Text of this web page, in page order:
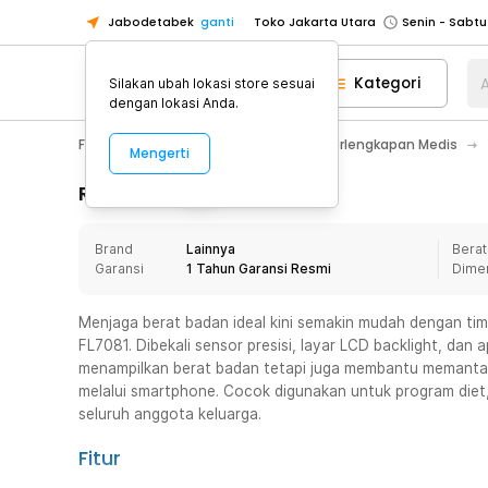
Jabodetabek ganti Toko Jakarta Utara
Toko Tangerang
Toko Cikupa
Pick n Go Jakarta Barat
Senin -
Pick n Go Bekasi
Senin - Jumat
Senin - Jumat
Senin -
Senin -
Toko Tangerang
Toko Cikupa
Pick n Go Jakarta Barat
Senin -
Pick n Go Bekasi
Senin - Jumat
Kategori
Fashion, Make Up & Beauty Care Perlengkapan Medis
Rincian Produk
Brand
Lainnya
Garansi
1 Tahun Garansi Resmi
Menjaga berat badan ideal kini semakin mudah dengan
FL7081. Dibekali sensor presisi, layar LCD backlight, dan
menampilkan berat badan tetapi juga membantu
melalui smartphone. Cocok digunakan untuk program
seluruh anggota keluarga.
Fitur
Silakan ubah lokasi store sesuai
dengan lokasi Anda.
Mengerti